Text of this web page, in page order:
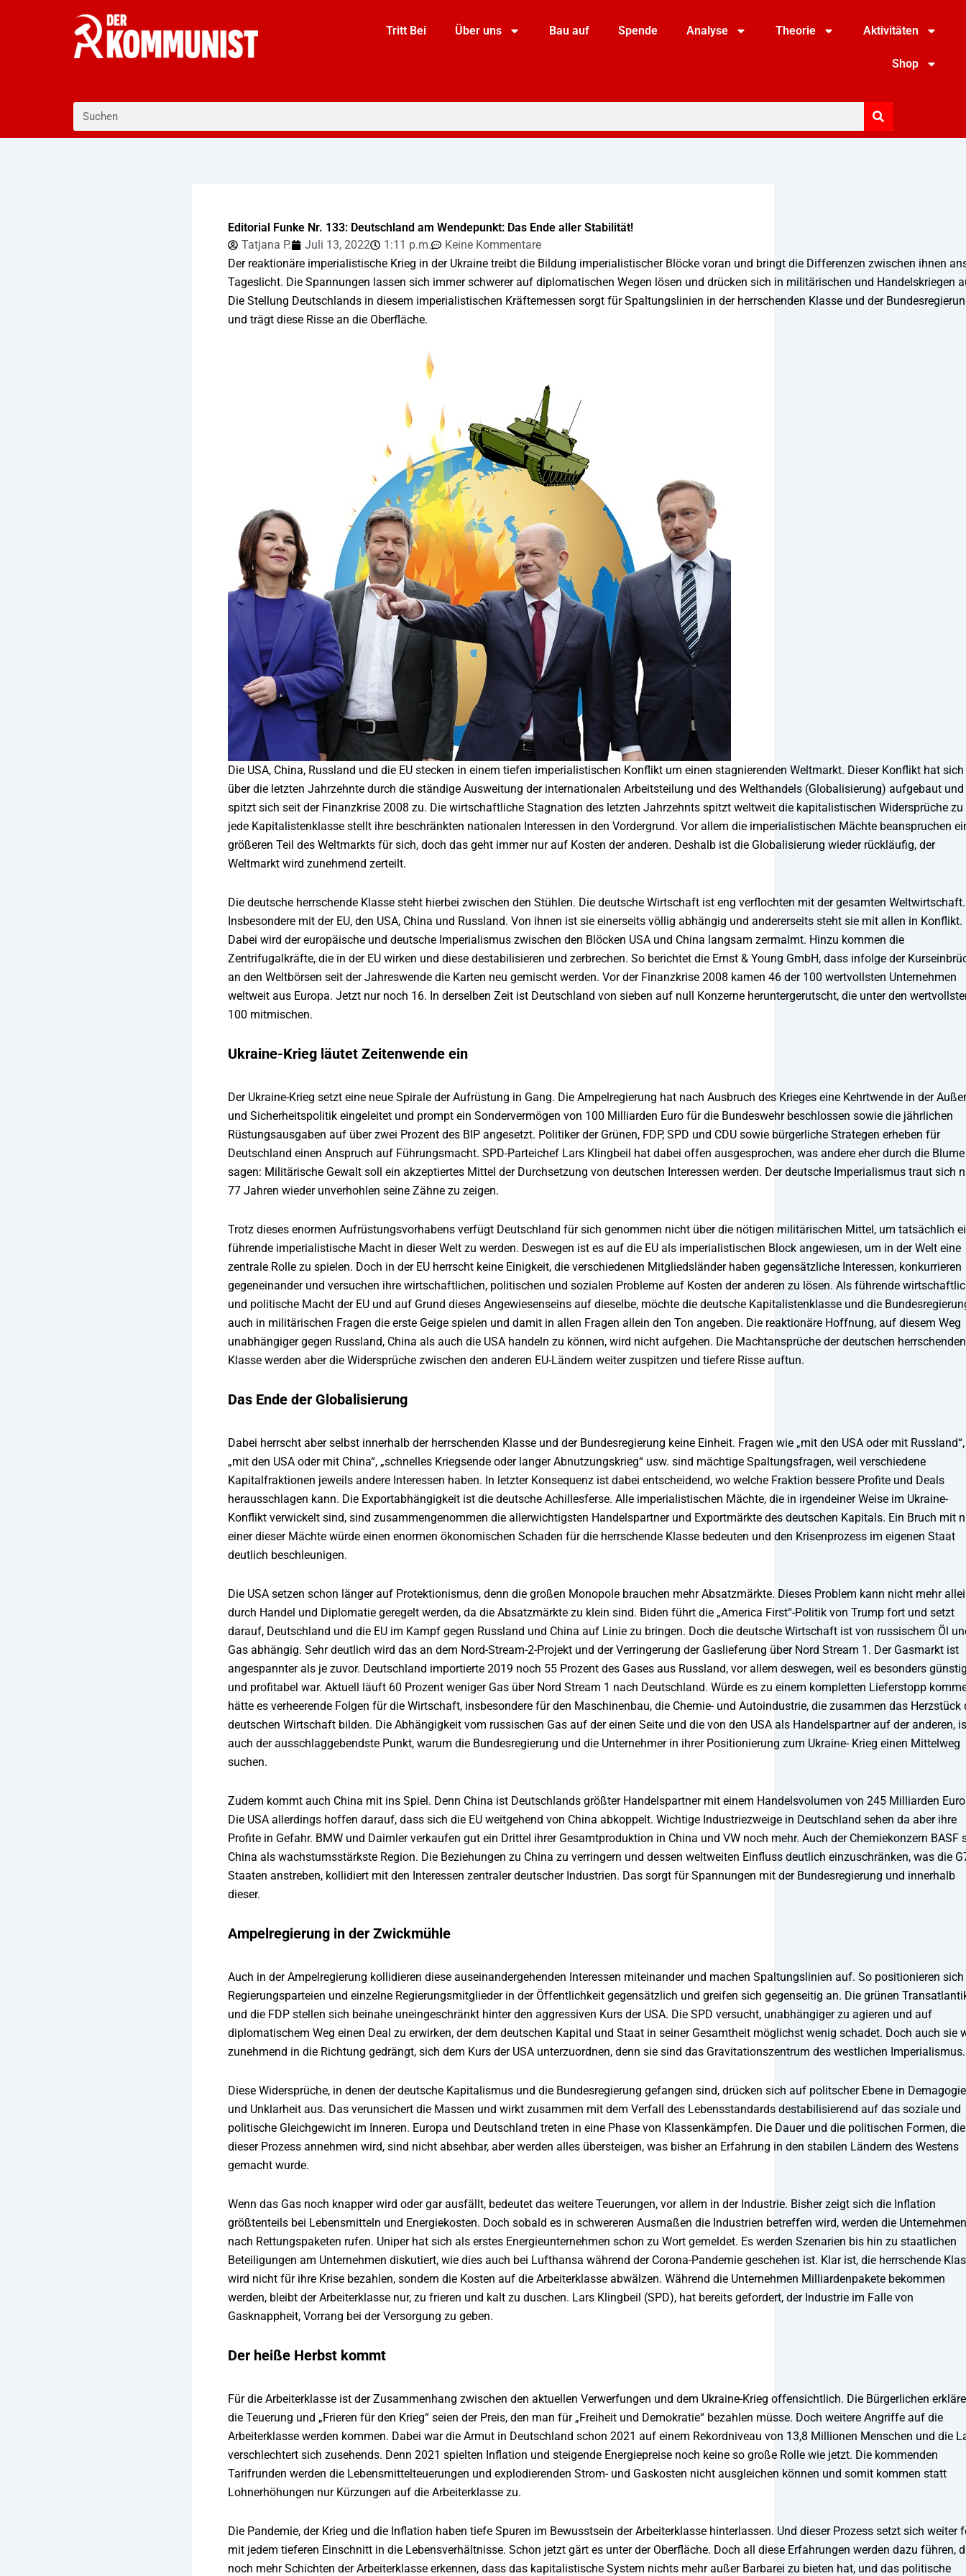
Tritt Bei Über uns Bau auf Spende Analyse Theorie Aktivitäten
Shop
Editorial Funke Nr. 133: Deutschland am Wendepunkt: Das Ende aller Stabilität!
Tatjana P.
Juli 13, 2022 1:11 p.m.
Keine Kommentare
Der reaktionäre imperialistische Krieg in der Ukraine treibt die Bildung imperialistischer Blöcke voran und bringt die Differenzen zwischen ihnen
Tageslicht. Die Spannungen lassen sich immer schwerer auf diplomatischen Wegen lösen und drücken sich in militärischen und Handelskriegen
Die Stellung Deutschlands in diesem imperialistischen Kräftemessen sorgt für Spaltungslinien in der herrschenden Klasse und der
und trägt diese Risse an die Oberfläche.
Die USA, China, Russland und die EU stecken in einem tiefen imperialistischen Konflikt um einen stagnierenden Weltmarkt. Dieser Konflikt hat sich
über die letzten Jahrzehnte durch die ständige Ausweitung der internationalen Arbeitsteilung und des Welthandels (Globalisierung) aufgebaut und
spitzt sich seit der Finanzkrise 2008 zu. Die wirtschaftliche Stagnation des letzten Jahrzehnts spitzt weltweit die kapitalistischen Widersprüche zu
jede Kapitalistenklasse stellt ihre beschränkten nationalen Interessen in den Vordergrund. Vor allem die imperialistischen Mächte beanspruchen
größeren Teil des Weltmarkts für sich, doch das geht immer nur auf Kosten der anderen. Deshalb ist die Globalisierung wieder rückläufig, der
Weltmarkt wird zunehmend zerteilt.
Die deutsche herrschende Klasse steht hierbei zwischen den Stühlen. Die deutsche Wirtschaft ist eng verflochten mit der gesamten Weltwirtschaft.
Insbesondere mit der EU, den USA, China und Russland. Von ihnen ist sie einerseits völlig abhängig und andererseits steht sie mit allen in Konflikt.
Dabei wird der europäische und deutsche Imperialismus zwischen den Blöcken USA und China langsam zermalmt. Hinzu kommen die
Zentrifugalkräfte, die in der EU wirken und diese destabilisieren und zerbrechen. So berichtet die Ernst & Young GmbH, dass infolge der
an den Weltbörsen seit der Jahreswende die Karten neu gemischt werden. Vor der Finanzkrise 2008 kamen 46 der 100 wertvollsten Unternehmen
weltweit aus Europa. Jetzt nur noch 16. In derselben Zeit ist Deutschland von sieben auf null Konzerne heruntergerutscht, die unter den
100 mitmischen.
Ukraine-Krieg läutet Zeitenwende ein
Der Ukraine-Krieg setzt eine neue Spirale der Aufrüstung in Gang. Die Ampelregierung hat nach Ausbruch des Krieges eine Kehrtwende in der
und Sicherheitspolitik eingeleitet und prompt ein Sondervermögen von 100 Milliarden Euro für die Bundeswehr beschlossen sowie die jährlichen
Rüstungsausgaben auf über zwei Prozent des BIP angesetzt. Politiker der Grünen, FDP, SPD und CDU sowie bürgerliche Strategen erheben für
Deutschland einen Anspruch auf Führungsmacht. SPD-Parteichef Lars Klingbeil hat dabei offen ausgesprochen, was andere eher durch die Blume
sagen: Militärische Gewalt soll ein akzeptiertes Mittel der Durchsetzung von deutschen Interessen werden. Der deutsche Imperialismus traut sich
77 Jahren wieder unverhohlen seine Zähne zu zeigen.
Trotz dieses enormen Aufrüstungsvorhabens verfügt Deutschland für sich genommen nicht über die nötigen militärischen Mittel, um tatsächlich
führende imperialistische Macht in dieser Welt zu werden. Deswegen ist es auf die EU als imperialistischen Block angewiesen, um in der Welt eine
zentrale Rolle zu spielen. Doch in der EU herrscht keine Einigkeit, die verschiedenen Mitgliedsländer haben gegensätzliche Interessen, konkurrieren
gegeneinander und versuchen ihre wirtschaftlichen, politischen und sozialen Probleme auf Kosten der anderen zu lösen. Als führende
und politische Macht der EU und auf Grund dieses Angewiesenseins auf dieselbe, möchte die deutsche Kapitalistenklasse und die
auch in militärischen Fragen die erste Geige spielen und damit in allen Fragen allein den Ton angeben. Die reaktionäre Hoffnung, auf diesem Weg
unabhängiger gegen Russland, China als auch die USA handeln zu können, wird nicht aufgehen. Die Machtansprüche der deutschen herrschenden
Klasse werden aber die Widersprüche zwischen den anderen EU-Ländern weiter zuspitzen und tiefere Risse auftun.
Das Ende der Globalisierung
Dabei herrscht aber selbst innerhalb der herrschenden Klasse und der Bundesregierung keine Einheit. Fragen wie „mit den USA oder mit Russland“,
„mit den USA oder mit China“, „schnelles Kriegsende oder langer Abnutzungskrieg“ usw. sind mächtige Spaltungsfragen, weil verschiedene
Kapitalfraktionen jeweils andere Interessen haben. In letzter Konsequenz ist dabei entscheidend, wo welche Fraktion bessere Profite und Deals
herausschlagen kann. Die Exportabhängigkeit ist die deutsche Achillesferse. Alle imperialistischen Mächte, die in irgendeiner Weise im Ukraine-
Konflikt verwickelt sind, sind zusammengenommen die allerwichtigsten Handelspartner und Exportmärkte des deutschen Kapitals. Ein Bruch mit
einer dieser Mächte würde einen enormen ökonomischen Schaden für die herrschende Klasse bedeuten und den Krisenprozess im eigenen Staat
deutlich beschleunigen.
Die USA setzen schon länger auf Protektionismus, denn die großen Monopole brauchen mehr Absatzmärkte. Dieses Problem kann nicht mehr
durch Handel und Diplomatie geregelt werden, da die Absatzmärkte zu klein sind. Biden führt die „America First“-Politik von Trump fort und setzt
darauf, Deutschland und die EU im Kampf gegen Russland und China auf Linie zu bringen. Doch die deutsche Wirtschaft ist von russischem Öl
Gas abhängig. Sehr deutlich wird das an dem Nord-Stream-2-Projekt und der Verringerung der Gaslieferung über Nord Stream 1. Der Gasmarkt ist
angespannter als je zuvor. Deutschland importierte 2019 noch 55 Prozent des Gases aus Russland, vor allem deswegen, weil es besonders
und profitabel war. Aktuell läuft 60 Prozent weniger Gas über Nord Stream 1 nach Deutschland. Würde es zu einem kompletten Lieferstopp
hätte es verheerende Folgen für die Wirtschaft, insbesondere für den Maschinenbau, die Chemie- und Autoindustrie, die zusammen das Herzstück
deutschen Wirtschaft bilden. Die Abhängigkeit vom russischen Gas auf der einen Seite und die von den USA als Handelspartner auf der anderen,
auch der ausschlaggebendste Punkt, warum die Bundesregierung und die Unternehmer in ihrer Positionierung zum Ukraine- Krieg einen Mittelweg
suchen.
Zudem kommt auch China mit ins Spiel. Denn China ist Deutschlands größter Handelspartner mit einem Handelsvolumen von 245 Milliarden
Die USA allerdings hoffen darauf, dass sich die EU weitgehend von China abkoppelt. Wichtige Industriezweige in Deutschland sehen da aber ihre
Profite in Gefahr. BMW und Daimler verkaufen gut ein Drittel ihrer Gesamtproduktion in China und VW noch mehr. Auch der Chemiekonzern BASF
China als wachstumsstärkste Region. Die Beziehungen zu China zu verringern und dessen weltweiten Einfluss deutlich einzuschränken, was die
Staaten anstreben, kollidiert mit den Interessen zentraler deutscher Industrien. Das sorgt für Spannungen mit der Bundesregierung und innerhalb
dieser.
Ampelregierung in der Zwickmühle
Auch in der Ampelregierung kollidieren diese auseinandergehenden Interessen miteinander und machen Spaltungslinien auf. So positionieren sich
Regierungsparteien und einzelne Regierungsmitglieder in der Öffentlichkeit gegensätzlich und greifen sich gegenseitig an. Die grünen
und die FDP stellen sich beinahe uneingeschränkt hinter den aggressiven Kurs der USA. Die SPD versucht, unabhängiger zu agieren und auf
diplomatischem Weg einen Deal zu erwirken, der dem deutschen Kapital und Staat in seiner Gesamtheit möglichst wenig schadet. Doch auch sie
zunehmend in die Richtung gedrängt, sich dem Kurs der USA unterzuordnen, denn sie sind das Gravitationszentrum des westlichen Imperialismus.
Diese Widersprüche, in denen der deutsche Kapitalismus und die Bundesregierung gefangen sind, drücken sich auf politscher Ebene in Demagogie
und Unklarheit aus. Das verunsichert die Massen und wirkt zusammen mit dem Verfall des Lebensstandards destabilisierend auf das soziale und
politische Gleichgewicht im Inneren. Europa und Deutschland treten in eine Phase von Klassenkämpfen. Die Dauer und die politischen Formen, die
dieser Prozess annehmen wird, sind nicht absehbar, aber werden alles übersteigen, was bisher an Erfahrung in den stabilen Ländern des Westens
gemacht wurde.
Wenn das Gas noch knapper wird oder gar ausfällt, bedeutet das weitere Teuerungen, vor allem in der Industrie. Bisher zeigt sich die Inflation
größtenteils bei Lebensmitteln und Energiekosten. Doch sobald es in schwereren Ausmaßen die Industrien betreffen wird, werden die Unternehmen
nach Rettungspaketen rufen. Uniper hat sich als erstes Energieunternehmen schon zu Wort gemeldet. Es werden Szenarien bis hin zu staatlichen
Beteiligungen am Unternehmen diskutiert, wie dies auch bei Lufthansa während der Corona-Pandemie geschehen ist. Klar ist, die herrschende
wird nicht für ihre Krise bezahlen, sondern die Kosten auf die Arbeiterklasse abwälzen. Während die Unternehmen Milliardenpakete bekommen
werden, bleibt der Arbeiterklasse nur, zu frieren und kalt zu duschen. Lars Klingbeil (SPD), hat bereits gefordert, der Industrie im Falle von
Gasknappheit, Vorrang bei der Versorgung zu geben.
Der heiße Herbst kommt
Für die Arbeiterklasse ist der Zusammenhang zwischen den aktuellen Verwerfungen und dem Ukraine-Krieg offensichtlich. Die Bürgerlichen
die Teuerung und „Frieren für den Krieg“ seien der Preis, den man für „Freiheit und Demokratie“ bezahlen müsse. Doch weitere Angriffe auf die
Arbeiterklasse werden kommen. Dabei war die Armut in Deutschland schon 2021 auf einem Rekordniveau von 13,8 Millionen Menschen und die
verschlechtert sich zusehends. Denn 2021 spielten Inflation und steigende Energiepreise noch keine so große Rolle wie jetzt. Die kommenden
Tarifrunden werden die Lebensmittelteuerungen und explodierenden Strom- und Gaskosten nicht ausgleichen können und somit kommen statt
Lohnerhöhungen nur Kürzungen auf die Arbeiterklasse zu.
Die Pandemie, der Krieg und die Inflation haben tiefe Spuren im Bewusstsein der Arbeiterklasse hinterlassen. Und dieser Prozess setzt sich weiter
mit jedem tieferen Einschnitt in die Lebensverhältnisse. Schon jetzt gärt es unter der Oberfläche. Doch all diese Erfahrungen werden dazu führen,
noch mehr Schichten der Arbeiterklasse erkennen, dass das kapitalistische System nichts mehr außer Barbarei zu bieten hat, und das politische